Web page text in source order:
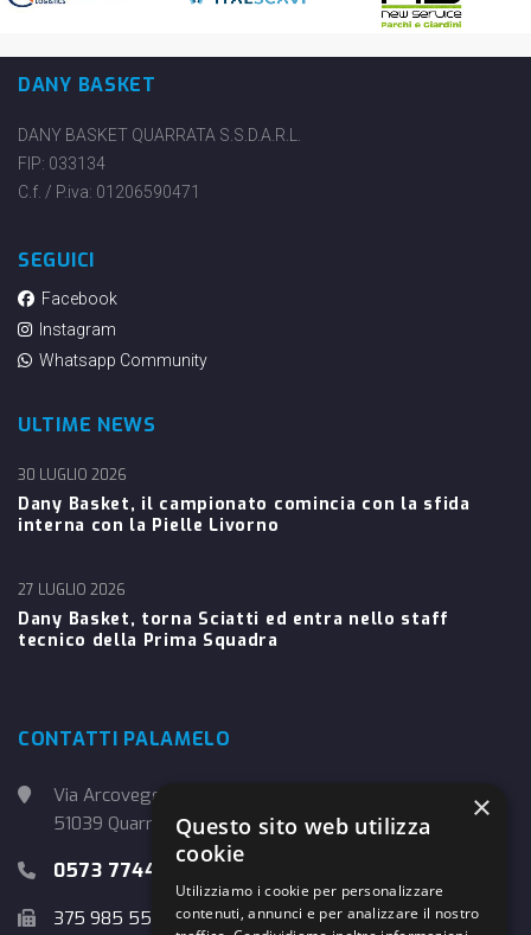
DANY BASKET
DANY BASKET QUARRATA S.S.D.A.R.L.
FIP: 033134
C.f. / P.iva: 01206590471
SEGUICI
Facebook
Instagram
Whatsapp Community
ULTIME NEWS
Dany Basket, il campionato comincia con la sfida
interna con la Pielle Livorno
30 LUGLIO 2026
Dany Basket, torna Sciatti ed entra nello staff
tecnico della Prima Squadra
27 LUGLIO 2026
CONTATTI PALAMELO
Via Arcoveggio, 4
51039 Quarrata (PT)
0573 774457
375 985 5526
×
Questo sito web utilizza
cookie
Utilizziamo i cookie per personalizzare
contenuti, annunci e per analizzare il nostro